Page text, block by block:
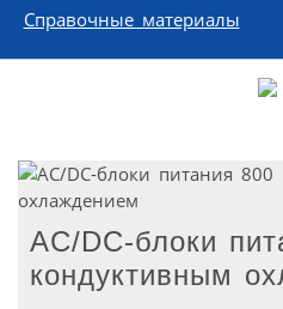
Справочные материалы
АC/DC-блоки
кондуктивным